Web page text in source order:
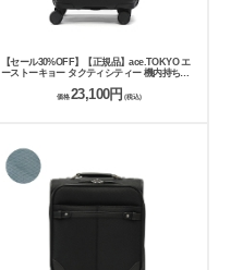
【セール30%OFF】【正規品】ace.TOKYO エ
ーストーキョー タクティシティー 機内持ち込
価格23,100円 (税込)